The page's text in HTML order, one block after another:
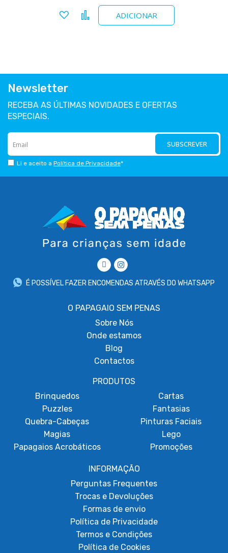
ADICIONAR
Adicionar a favoritos
Comparar
Newsletter
RECEBA AS ÚLTIMAS NOVIDADES E OFERTAS
ESPECIAIS.
SUBSCREVER
Li e aceito a Política de Privacidade*
É POSSÍVEL FAZER ENCOMENDAS ATRAVÉS DO WHATSAPP
O PAPAGAIO SEM PENAS
Sobre Nós
Onde estamos
Blog
Contactos
PRODUTOS
Brinquedos
Puzzles
Quebra-Cabeças
Magias
Papagaios Acrobáticos
Cartas
Fantasias
Pinturas Faciais
Lego
Promoções
INFORMAÇÃO
Perguntas Frequentes
Trocas e Devoluções
Formas de envio
Política de Privacidade
Termos e Condições
Política de Cookies